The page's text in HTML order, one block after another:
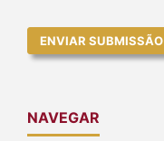
ENVIAR SUBMISSÃO
NAVEGAR